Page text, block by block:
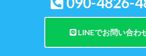
LINEでお問い合わ